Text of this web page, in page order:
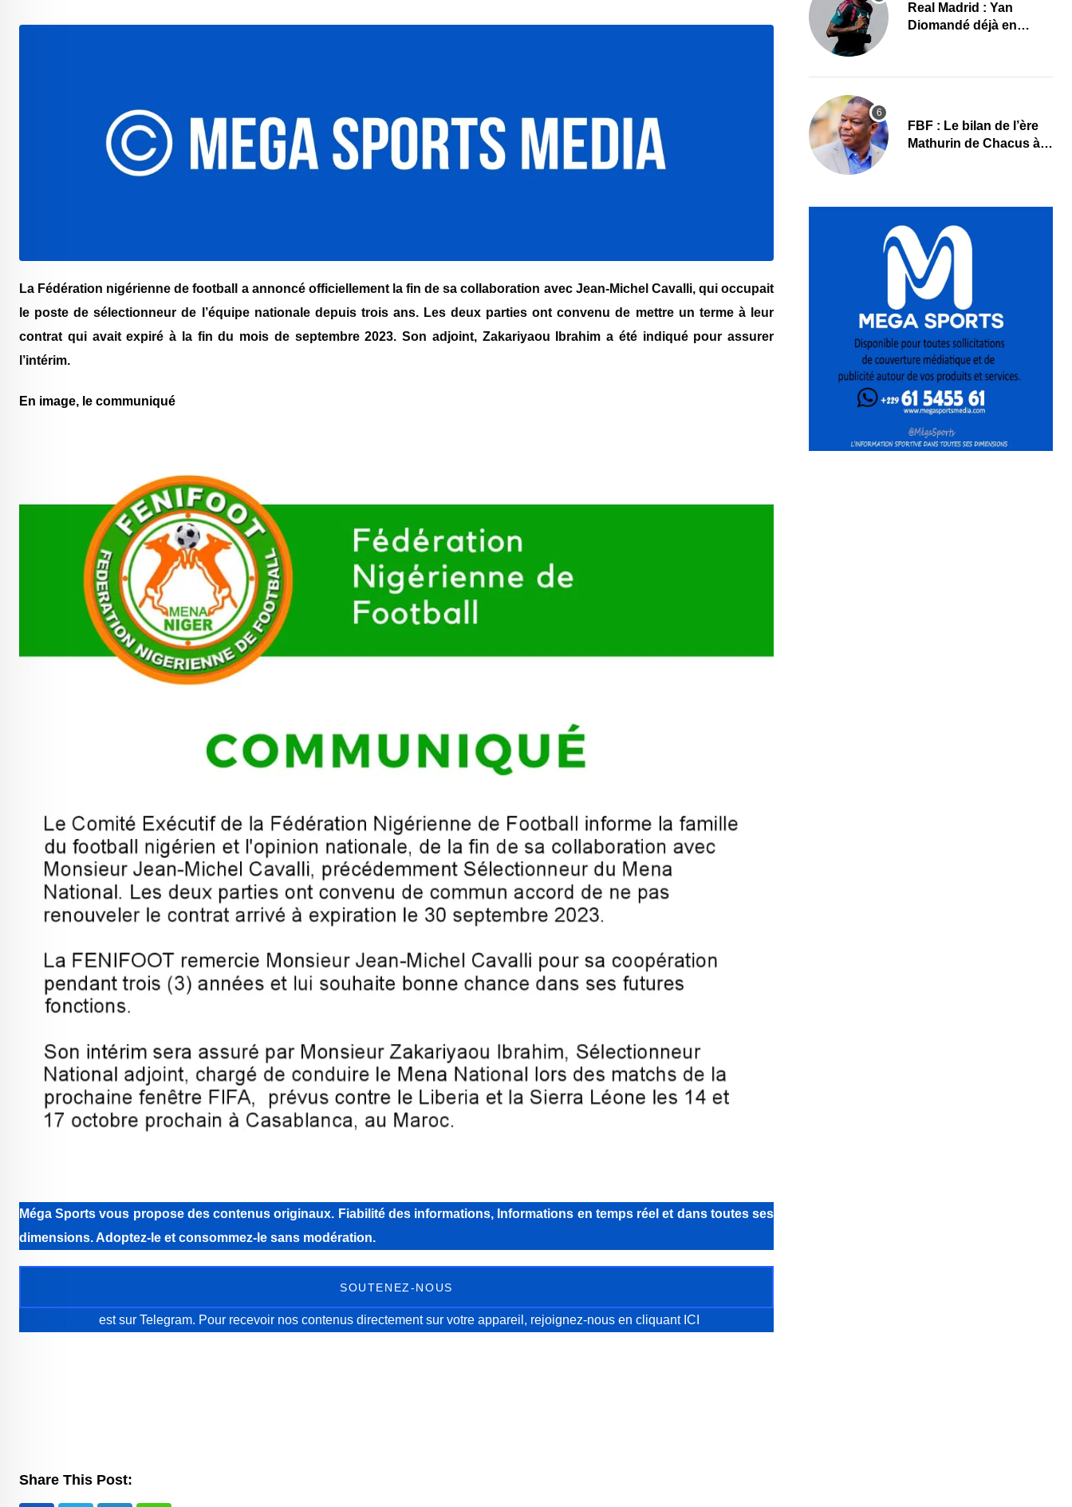
La Fédération nigérienne de football a annoncé officiellement la fin de sa collaboration avec Jean-Michel Cavalli, qui occupait
le poste de sélectionneur de l’équipe nationale depuis trois ans. Les deux parties ont convenu de mettre un terme à leur
contrat qui avait expiré à la fin du mois de septembre 2023. Son adjoint, Zakariyaou Ibrahim a été indiqué pour assurer
l’intérim.
En image, le communiqué
Méga Sports vous propose des contenus originaux. Fiabilité des informations, Informations en temps réel et dans toutes ses
dimensions. Adoptez-le et consommez-le sans modération.
SOUTENEZ-NOUS
est sur Telegram. Pour recevoir nos contenus directement sur votre appareil, rejoignez-nous en cliquant ICI
Share This Post:
Real Madrid : Yan
Diomandé déjà en
FBF : Le bilan de l’ère
Mathurin de Chacus à